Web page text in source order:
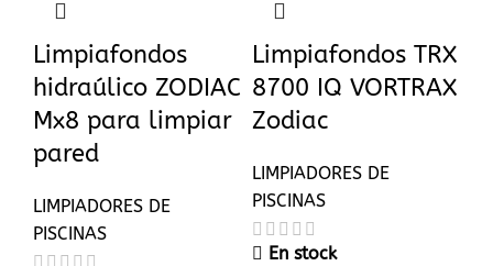
Limpiafondos
hidraúlico ZODIAC
Mx8 para limpiar
pared
LIMPIADORES DE
PISCINAS
Limpiafondos TRX
8700 IQ VORTRAX
Zodiac
LIMPIADORES DE
PISCINAS
En stock